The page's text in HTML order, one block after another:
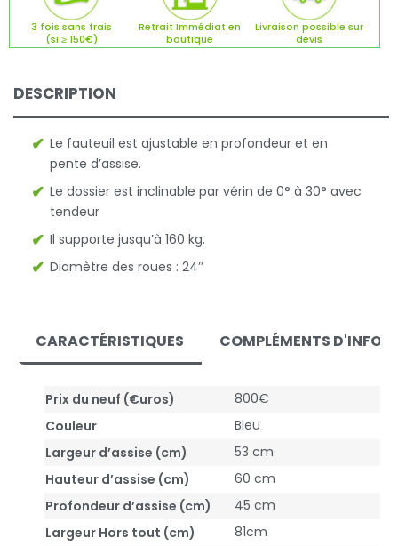
3 fois sans frais
(si ≥ 150€)
Retrait Immédiat en
boutique
Livraison possible sur
devis
DESCRIPTION
Le fauteuil est ajustable en profondeur et en
pente d’assise.
Le dossier est inclinable par vérin de 0° à 30° avec
tendeur
Il supporte jusqu’à 160 kg.
Diamètre des roues : 24’’
CARACTÉRISTIQUES COMPLÉMENTS
Prix du neuf (€uros)
800€
Couleur
Bleu
Largeur d’assise (cm)
53 cm
Hauteur d’assise (cm)
60 cm
Profondeur d’assise (cm)
45 cm
Largeur Hors tout (cm)
81cm